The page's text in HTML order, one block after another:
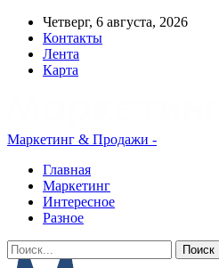
Четверг, 6 августа, 2026
Контакты
Лента
Карта
Маркетинг & Продажи -
Главная
Маркетинг
Интересное
Разное